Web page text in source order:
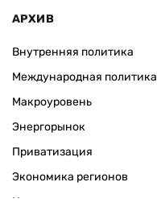
АРХИВ
Внутренняя политика
Международная политика
Макроуровень
Энергорынок
Приватизация
Экономика регионов
Наука